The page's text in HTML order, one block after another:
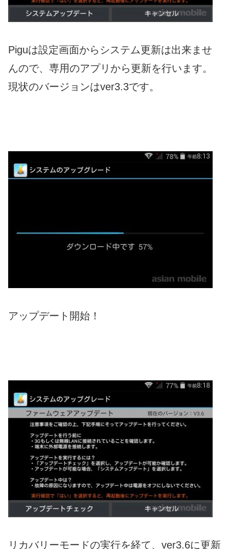
Piguは設定画面からシステム更新は出来ませ
んので、専用のアプリから更新を行います。
現状のバージョンはver3.3です。
アップデート開始！
リカバリーモードの実行を経て、ver3.6に更新